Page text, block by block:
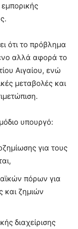
ότι το πρόβλημα
αλλά αφορά το
Αιγαίου, ενώ
μεταβολές και
υπουργό:
για τους
πόρων για
και ζημιών
διαχείρισης